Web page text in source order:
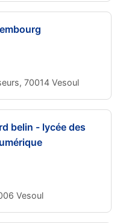
70014 Vesoul
belin - lycée des
Vesoul